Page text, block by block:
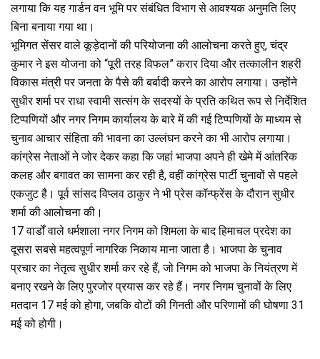
लगाया कि यह गार्डन वन भूमि पर संबंधित विभाग से आवश्यक अनुमति लिए
बिना बनाया गया था।
भूमिगत सेंसर वाले कूड़ेदानों की परियोजना की आलोचना करते हुए, चंद्र
कुमार ने इस योजना को “पूरी तरह विफल” करार दिया और तत्कालीन शहरी
विकास मंत्री पर जनता के पैसे की बर्बादी करने का आरोप लगाया। उन्होंने
सुधीर शर्मा पर राधा स्वामी सत्संग के सदस्यों के प्रति कथित रूप से निर्देशित
टिप्पणियों और नगर निगम कार्यालय के बारे में की गई टिप्पणियों के माध्यम से
चुनाव आचार संहिता की भावना का उल्लंघन करने का भी आरोप लगाया।
कांग्रेस नेताओं ने जोर देकर कहा कि जहां भाजपा अपने ही खेमे में आंतरिक
कलह और बगावत का सामना कर रही है, वहीं कांग्रेस पार्टी चुनावों से पहले
एकजुट है। पूर्व सांसद विप्लव ठाकुर ने भी प्रेस कॉन्फ्रेंस के दौरान सुधीर
शर्मा की आलोचना की।
17 वार्डों वाले धर्मशाला नगर निगम को शिमला के बाद हिमाचल प्रदेश का
दूसरा सबसे महत्वपूर्ण नागरिक निकाय माना जाता है। भाजपा के चुनाव
प्रचार का नेतृत्व सुधीर शर्मा कर रहे हैं, जो निगम को भाजपा के नियंत्रण में
बनाए रखने के लिए पुरजोर प्रयास कर रहे हैं। नगर निगम चुनावों के लिए
मतदान 17 मई को होगा, जबकि वोटों की गिनती और परिणामों की घोषणा 31
मई को होगी।